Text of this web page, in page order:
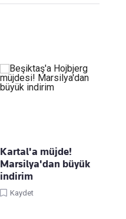
Kartal'a müjde!
Marsilya'dan büyük
indirim
Kaydet